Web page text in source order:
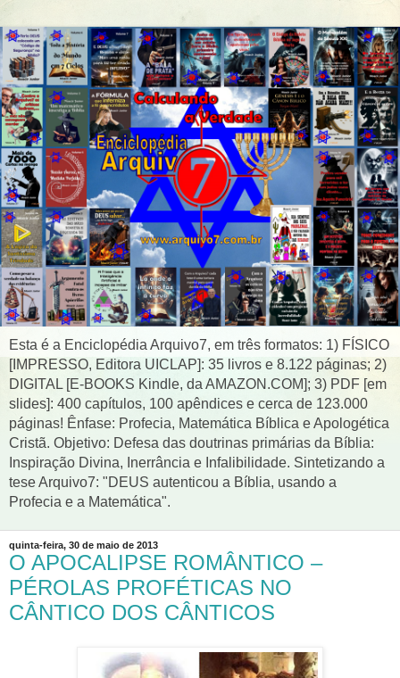
Esta é a Enciclopédia Arquivo7, em três formatos: 1) FÍSICO
[IMPRESSO, Editora UICLAP]: 35 livros e 8.122 páginas; 2)
DIGITAL [E-BOOKS Kindle, da AMAZON.COM]; 3) PDF [em
slides]: 400 capítulos, 100 apêndices e cerca de 123.000
páginas! Ênfase: Profecia, Matemática Bíblica e Apologética
Cristã. Objetivo: Defesa das doutrinas primárias da Bíblia:
Inspiração Divina, Inerrância e Infalibilidade. Sintetizando a
tese Arquivo7: "DEUS autenticou a Bíblia, usando a
Profecia e a Matemática".
quinta-feira, 30 de maio de 2013
O APOCALIPSE ROMÂNTICO –
PÉROLAS PROFÉTICAS NO
CÂNTICO DOS CÂNTICOS